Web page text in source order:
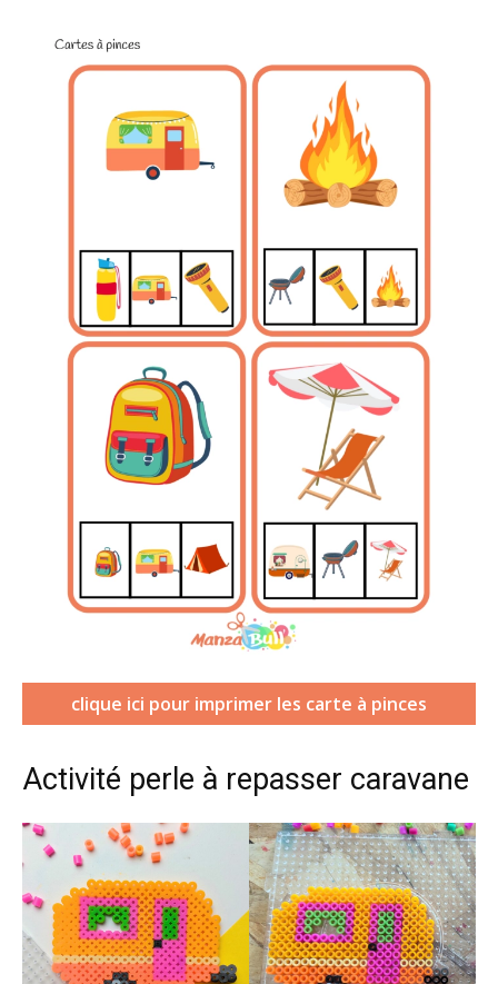
clique ici pour imprimer les carte à pinces
Activité perle à repasser caravane